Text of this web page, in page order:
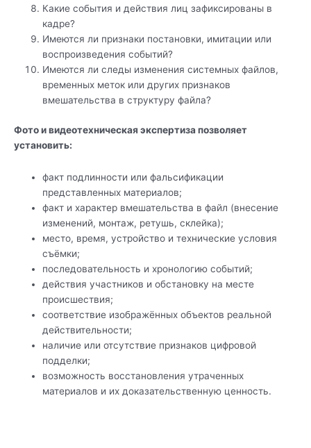
Какие события и действия лиц зафиксированы в
кадре?
Имеются ли признаки постановки, имитации или
воспроизведения событий?
Имеются ли следы изменения системных файлов,
временных меток или других признаков
вмешательства в структуру файла?
Фото и видеотехническая экспертиза позволяет
установить:
факт подлинности или фальсификации
представленных материалов;
факт и характер вмешательства в файл (внесение
изменений, монтаж, ретушь, склейка);
место, время, устройство и технические условия
съёмки;
последовательность и хронологию событий;
действия участников и обстановку на месте
происшествия;
соответствие изображённых объектов реальной
действительности;
наличие или отсутствие признаков цифровой
подделки;
возможность восстановления утраченных
материалов и их доказательственную ценность.